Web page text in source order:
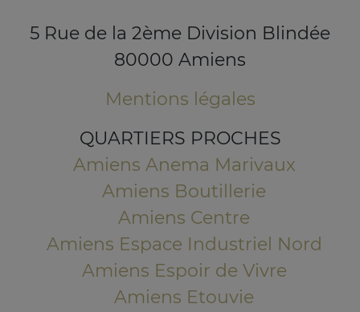
5 Rue de la 2ème Division Blindée
80000 Amiens
Mentions légales
QUARTIERS PROCHES
Amiens Anema Marivaux
Amiens Boutillerie
Amiens Centre
Amiens Espace Industriel Nord
Amiens Espoir de Vivre
Amiens Etouvie